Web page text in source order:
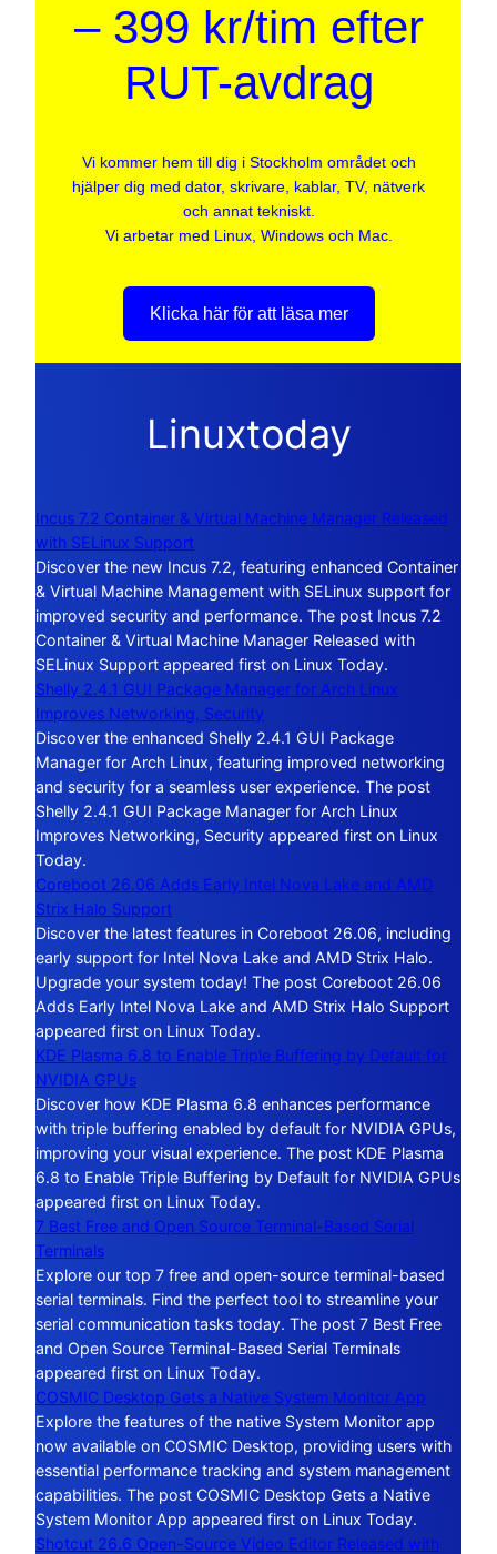
– 399 kr/tim efter
RUT-avdrag
Vi kommer hem till dig i Stockholm området och
hjälper dig med dator, skrivare, kablar, TV, nätverk
och annat tekniskt.
Vi arbetar med Linux, Windows och Mac.
Klicka här för att läsa mer
Linuxtoday
Incus 7.2 Container & Virtual Machine Manager Released
with SELinux Support
Discover the new Incus 7.2, featuring enhanced Container
& Virtual Machine Management with SELinux support for
improved security and performance. The post Incus 7.2
Container & Virtual Machine Manager Released with
SELinux Support appeared first on Linux Today.
Shelly 2.4.1 GUI Package Manager for Arch Linux
Improves Networking, Security
Discover the enhanced Shelly 2.4.1 GUI Package
Manager for Arch Linux, featuring improved networking
and security for a seamless user experience. The post
Shelly 2.4.1 GUI Package Manager for Arch Linux
Improves Networking, Security appeared first on Linux
Today.
Coreboot 26.06 Adds Early Intel Nova Lake and AMD
Strix Halo Support
Discover the latest features in Coreboot 26.06, including
early support for Intel Nova Lake and AMD Strix Halo.
Upgrade your system today! The post Coreboot 26.06
Adds Early Intel Nova Lake and AMD Strix Halo Support
appeared first on Linux Today.
KDE Plasma 6.8 to Enable Triple Buffering by Default for
NVIDIA GPUs
Discover how KDE Plasma 6.8 enhances performance
with triple buffering enabled by default for NVIDIA GPUs,
improving your visual experience. The post KDE Plasma
6.8 to Enable Triple Buffering by Default for NVIDIA GPUs
appeared first on Linux Today.
7 Best Free and Open Source Terminal-Based Serial
Terminals
Explore our top 7 free and open-source terminal-based
serial terminals. Find the perfect tool to streamline your
serial communication tasks today. The post 7 Best Free
and Open Source Terminal-Based Serial Terminals
appeared first on Linux Today.
COSMIC Desktop Gets a Native System Monitor App
Explore the features of the native System Monitor app
now available on COSMIC Desktop, providing users with
essential performance tracking and system management
capabilities. The post COSMIC Desktop Gets a Native
System Monitor App appeared first on Linux Today.
Shotcut 26.6 Open-Source Video Editor Released with